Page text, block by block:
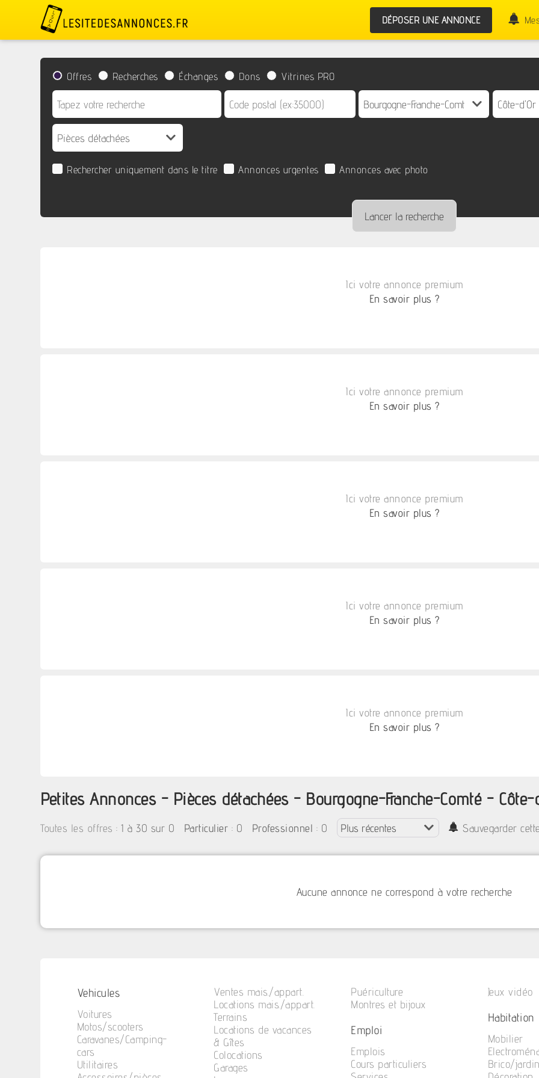
DÉPOSER UNE ANNONCE
Offres Recherches Échanges Dons Vitrines PRO
Rechercher uniquement dans le titre Annonces urgentes Annonces avec photo
Ici votre annonce premium
En savoir plus ?
Ici votre annonce premium
En savoir plus ?
Ici votre annonce premium
En savoir plus ?
Ici votre annonce premium
En savoir plus ?
Ici votre annonce premium
En savoir plus ?
Petites Annonces - Pièces détachées - Bourgogne-Franche-Comté - Côte-
Toutes les offres :1 à 30 sur 0 Particulier : 0 Professionnel : 0 Sauvegarder
Aucune annonce ne correspond à votre recherche
Vehicules
Voitures
Motos/scooters
Caravanes/Camping-
cars
Utilitaires
Ventes mais./appart.
Locations mais./appart.
Terrains
Locations de vacances
& Gîtes
Colocations
Garages
Puériculture
Montres et bijoux
Emploi
Emplois
Cours particuliers
Jeux vidéo
Habitation
Mobilier
Brico/